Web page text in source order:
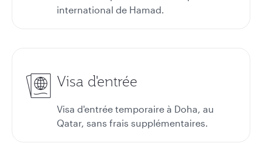
international de Hamad.
Visa d'entrée
Visa d'entrée temporaire à Doha, au
Qatar, sans frais supplémentaires.